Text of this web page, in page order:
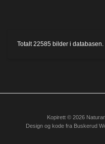
Totalt 22585 bilder i databasen.
Kopirett © 2026
Design og kode fra Buskerud